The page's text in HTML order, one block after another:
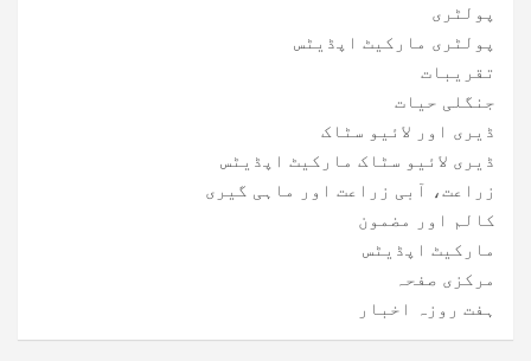
پولٹری
پولٹری مارکیٹ اپڈیٹس
تقریبات
جنگلی حیات
ڈیری اور لائیو سٹاک
ڈیری لائیو سٹاک مارکیٹ اپڈیٹس
زراعت، آبی زراعت اور ماہی گیری
کالم اور مضمون
مارکیٹ اپڈیٹس
مرکزی صفحہ
ہفت روزہ اخبار